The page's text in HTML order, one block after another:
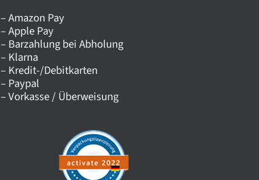
können
auf
der
Produktseite
werden
– Amazon Pay
– Apple Pay
– Barzahlung bei Abholung
– Klarna
– Kredit-/Debitkarten
– Paypal
– Vorkasse / Überweisung